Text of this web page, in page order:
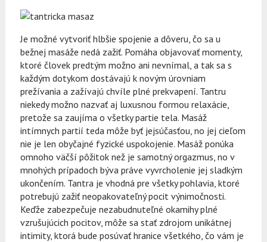
Je možné vytvoriť hlbšie spojenie a dôveru, čo sa u
bežnej masáže nedá zažiť. Pomáha objavovať momenty,
ktoré človek predtým možno ani nevnímal, a tak sa s
každým dotykom dostávajú k novým úrovniam
prežívania a zažívajú chvíle plné prekvapení. Tantru
niekedy možno nazvať aj luxusnou formou relaxácie,
pretože sa zaujíma o všetky partie tela. Masáž
intímnych partií teda môže byť jejsúčasťou, no jej cieľom
nie je len obyčajné fyzické uspokojenie. Masáž ponúka
omnoho väčší pôžitok než je samotný orgazmus, no v
mnohých prípadoch býva práve vyvrcholenie jej sladkým
ukončením. Tantra je vhodná pre všetky pohlavia, ktoré
potrebujú zažiť neopakovateľný pocit výnimočnosti.
Keďže zabezpečuje nezabudnuteľné okamihy plné
vzrušujúcich pocitov, môže sa stať zdrojom unikátnej
intimity, ktorá bude posúvať hranice všetkého, čo vám je